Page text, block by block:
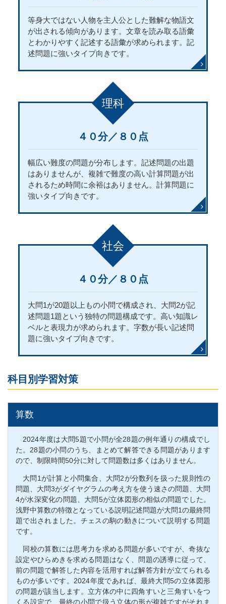
等身大ではない人物を主人公とした難解な物語文
が出される傾向があります。文章を読み取る語彙
とわかりやすく記述する語彙が求められます。記
述問題に強いタイプ向きです。
理科
４０分／８０点
幅広い難度の問題が分布します。記述問題の出題
はありませんが、複雑で難度の高い計算問題が出
されるため時間に余裕はありません。計算問題に
強いタイプ向きです。
社会
４０分／８０点
大問1が20題以上もの小問で構成され、大問2が記
述問題1題という独特の問題構成です。高い知識レ
ベルと表現力が求められます。字数が長い記述問
題に強いタイプ向きです。
科目別学習対策
算数
2024年度は大問5題で小問が全28題の例年通りの構成でし
た。28題の小問のうち、まとめて解答できる問題があります
ので、制限時間50分に対して問題数は多くはありません。
大問1が計算と小問集合、大問2が分数列を扱った規則性の
問題、大問3がダイヤグラムの考え方を使う速さの問題、大問
4が水深変化の問題、大問5が立体図形の相似の問題でした。
浅野中算数の特徴となっている説明記述問題が大問1の最終問
題で出されました。チェスの駒の動きについて説明する問題
です。
同校の算数には思考力を求める問題が多いですが、奇抜な
設定やひらめきを求める問題はなく、問題の誘導に従って、
前の問題で解答した内容を活用すれば解答方針が立てられる
ものが多いです。2024年度であれば、最終大問5の立体図形
の問題が該当します。立方体の中に四角すいと三角すいをつ
くる設定で、最終の小問で扱う立体の形が複雑ですがそれま